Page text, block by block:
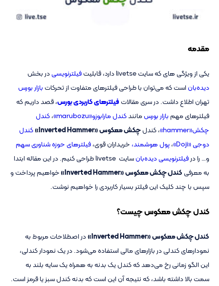
مقدمه
یکی از ویژگی های که سایت livetse دارد، قابلیت فیلترنویسیدر بخش
دیده‌باناست که می‌توان با طراحی فیلترهای متفاوت از تحرکات بازار بورس
تهران اطلاع داشت. در سری مقالات فیلترهای کاربردی بورس، قصد داریم که
فیلترهای مهم بازار بورسمانندکندل مارابوزو«marubozu» ،کندل
چکش«hammer»
، کندلچکش معکوس «Inverted Hammer»
کندل
دوجی «Doji»
،پول هوشمند، خریداران قوی،فیلترهای حوزه شناوری سهم
و… را درفیلترنویسیدیده‌بان
سایت livetse طراحی کنیم. در این مقاله ابتدا
به معرفی کندل چکش معکوس «Inverted Hammer»
خواهیم پرداخت و
سپس با چند کلیک این فیلتر بسیار کاربردی را خواهیم نوشت.
کندل چکش معکوس چیست؟
کندل چکش معکوس «Inverted Hammer»
در اصطلاحات مربوط به
نمودارهای کندلی در بازارهای مالی استفاده می‌شود. در یک نمودار کندلی،
این الگو زمانی رخ می‌دهد که کندل یک بدنه به همراه یک سایه بلند به
سمت بالا داشته باشد، که نتیجه آن این است که بدنه کندل سبز یا قرمز است.